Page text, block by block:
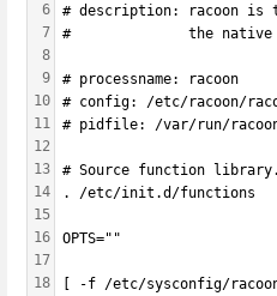
6
7
8
9
10
11
12
13
14
15
16
17
18
# description: racoon is
#              the native
# processname: racoon
# config: /etc/racoon/
# pidfile: /var/run/
# Source function library.
. /etc/init.d/functions
OPTS=""
[ -f /etc/sysconfig/